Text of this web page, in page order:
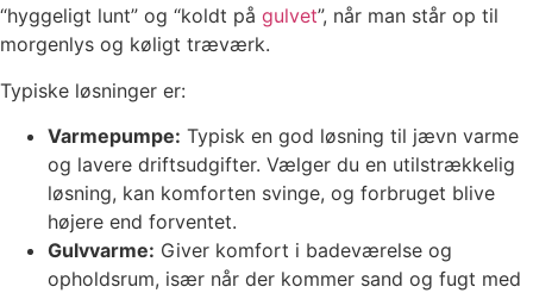
“hyggeligt lunt” og “koldt på gulvet”, når man står op til
morgenlys og køligt træværk.
Typiske løsninger er:
Varmepumpe: Typisk en god løsning til jævn varme
og lavere driftsudgifter. Vælger du en utilstrækkelig
løsning, kan komforten svinge, og forbruget blive
højere end forventet.
Gulvvarme: Giver komfort i badeværelse og
opholdsrum, især når der kommer sand og fugt med